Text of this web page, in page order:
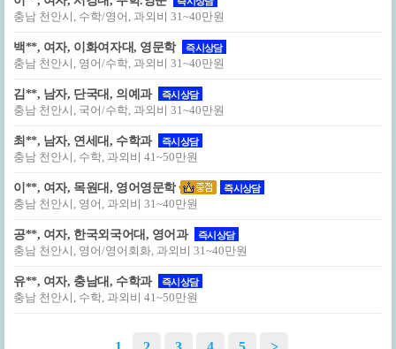
충남 천안시, 수학/영어, 과외비 31~40만원
백**, 여자, 이화여자대, 영문학 즉시상담
충남 천안시, 영어/수학, 과외비 31~40만원
김**, 남자, 단국대, 의예과 즉시상담
충남 천안시, 국어/수학, 과외비 31~40만원
최**, 남자, 연세대, 수학과 즉시상담
충남 천안시, 수학, 과외비 41~50만원
이**, 여자, 목원대, 영어영문학 즉시상담
충남 천안시, 영어, 과외비 31~40만원
공**, 여자, 한국외국어대, 영어과 즉시상담
충남 천안시, 영어/영어회화, 과외비 31~40만원
유**, 여자, 충남대, 수학과 즉시상담
충남 천안시, 수학, 과외비 41~50만원